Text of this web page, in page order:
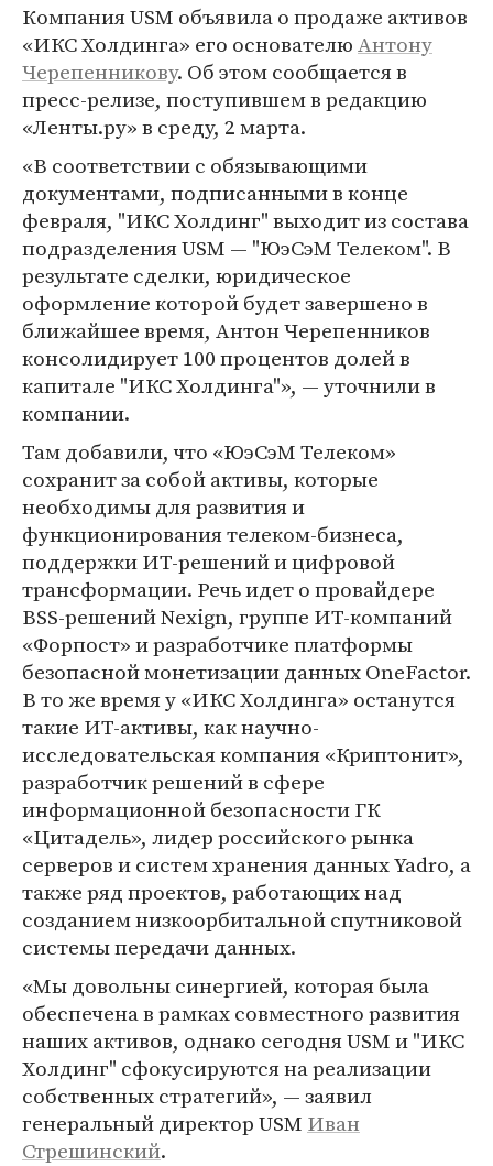
Компания USM объявила о продаже активов
«ИКС Холдинга» его основателюАнтону
Черепенникову. Об этом сообщается в
пресс-релизе, поступившем в редакцию
«Ленты.ру» в среду, 2 марта.
«В соответствии с обязывающими
документами, подписанными в конце
февраля, "ИКС Холдинг" выходит из состава
подразделения USM — "ЮэСэМ Телеком". В
результате сделки, юридическое
оформление которой будет завершено в
ближайшее время, Антон Черепенников
консолидирует 100 процентов долей в
капитале "ИКС Холдинга"», — уточнили в
компании.
Там добавили, что «ЮэСэМ Телеком»
сохранит за собой активы, которые
необходимы для развития и
функционирования телеком-бизнеса,
поддержки ИТ-решений и цифровой
трансформации. Речь идет о провайдере
BSS-решений Nexign, группе ИТ-компаний
«Форпост» и разработчике платформы
безопасной монетизации данных OneFactor.
В то же время у «ИКС Холдинга» останутся
такие ИТ-активы, как научно-
исследовательская компания «Криптонит»,
разработчик решений в сфере
информационной безопасности ГК
«Цитадель», лидер российского рынка
серверов и систем хранения данных Yadro, а
также ряд проектов, работающих над
созданием низкоорбитальной спутниковой
системы передачи данных.
«Мы довольны синергией, которая была
обеспечена в рамках совместного развития
наших активов, однако сегодня USM и "ИКС
Холдинг" сфокусируются на реализации
собственных стратегий», — заявил
генеральный директор USM Иван
Стрешинский.